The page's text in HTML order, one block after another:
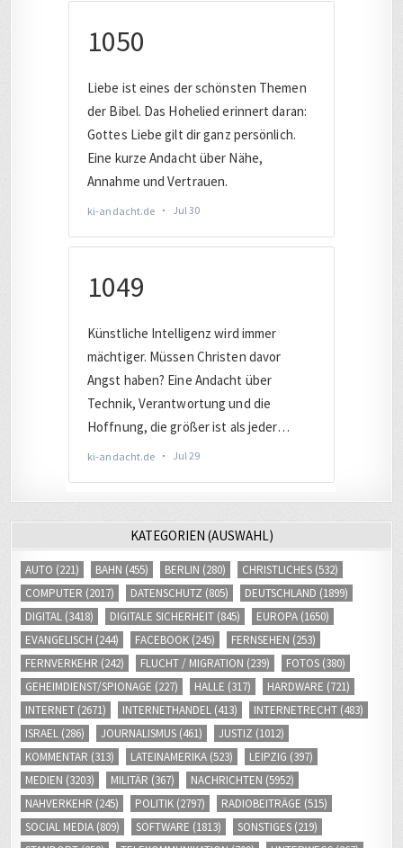
KATEGORIEN (AUSWAHL)
AUTO (221) BAHN (455) BERLIN (280) CHRISTLICHES (532)
COMPUTER (2017) DATENSCHUTZ (805) DEUTSCHLAND (1899)
DIGITAL (3418) DIGITALE SICHERHEIT (845) EUROPA (1650)
EVANGELISCH (244) FACEBOOK (245) FERNSEHEN (253)
FERNVERKEHR (242) FLUCHT / MIGRATION (239) FOTOS (380)
GEHEIMDIENST/SPIONAGE (227) HALLE (317) HARDWARE (721)
INTERNET (2671) INTERNETHANDEL (413) INTERNETRECHT (483)
ISRAEL (286) JOURNALISMUS (461) JUSTIZ (1012)
KOMMENTAR (313) LATEINAMERIKA (523) LEIPZIG (397)
MEDIEN (3203) MILITÄR (367) NACHRICHTEN (5952)
NAHVERKEHR (245) POLITIK (2797) RADIOBEITRÄGE (515)
SOCIAL MEDIA (809) SOFTWARE (1813) SONSTIGES (219)